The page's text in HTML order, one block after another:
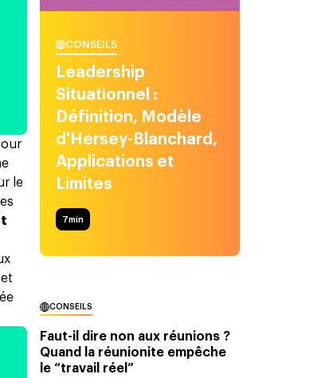
le
CONSEILS
Leadership
Situationnel :
Définition, Modèle
d'Hersey-Blanchard,
Applications et
Limites
7min
CONSEILS
Faut-il dire non aux réunions ?
Quand la réunionite empêche
le “travail réel”